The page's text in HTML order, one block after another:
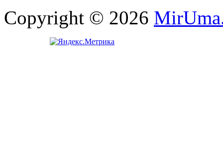
Copyright © 2026